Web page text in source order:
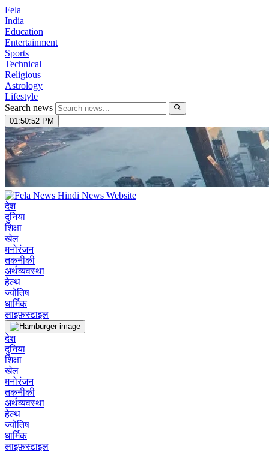
Fela
India
Education
Entertainment
Sports
Technical
Religious
Astrology
Lifestyle
Search news
01:50:53 PM
देश
दुनिया
शिक्षा
खेल
मनोरंजन
तकनीकी
अर्थव्यवस्था
हेल्थ
ज्योतिष
धार्मिक
लाइफ़स्टाइल
देश
दुनिया
शिक्षा
खेल
मनोरंजन
तकनीकी
अर्थव्यवस्था
हेल्थ
ज्योतिष
धार्मिक
लाइफ़स्टाइल